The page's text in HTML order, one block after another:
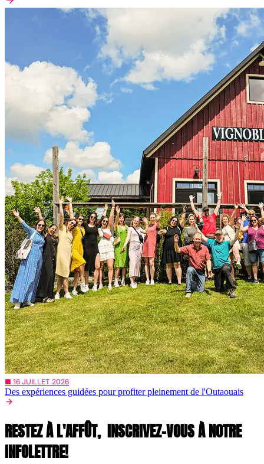
■ 16 JUILLET 2026
Des expériences guidées pour profiter pleinement de l'Outaouais
RESTEZ À L'AFFÛT, INSCRIVEZ-VOUS À NOTRE
INFOLETTRE!